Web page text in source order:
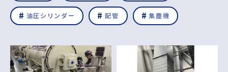
油圧シリンダー 配管 集塵機